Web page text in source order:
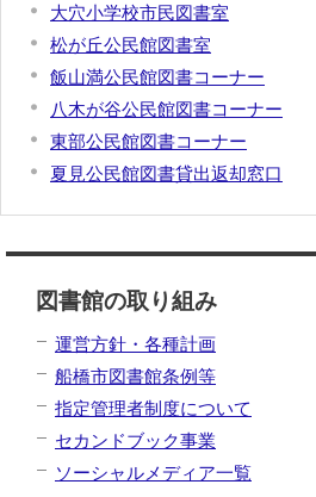
大穴小学校市民図書室
松が丘公民館図書室
飯山満公民館図書コーナー
八木が谷公民館図書コーナー
東部公民館図書コーナー
夏見公民館図書貸出返却窓口
図書館の取り組み
運営方針・各種計画
船橋市図書館条例等
指定管理者制度について
セカンドブック事業
ソーシャルメディア一覧